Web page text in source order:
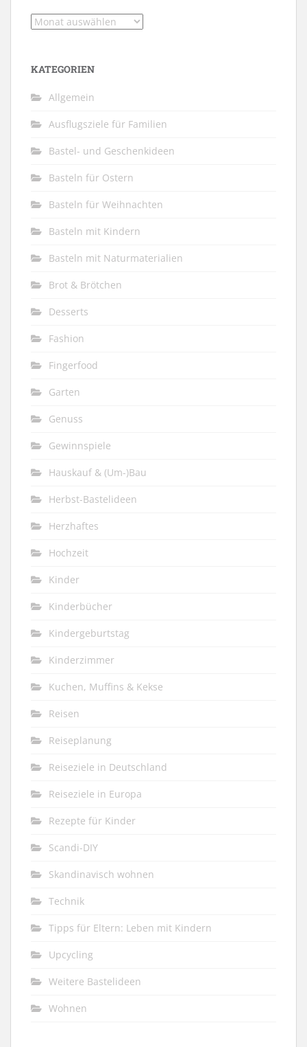
Archiv
KATEGORIEN
Allgemein
Ausflugsziele für Familien
Bastel- und Geschenkideen
Basteln für Ostern
Basteln für Weihnachten
Basteln mit Kindern
Basteln mit Naturmaterialien
Brot & Brötchen
Desserts
Fashion
Fingerfood
Garten
Genuss
Gewinnspiele
Hauskauf & (Um-)Bau
Herbst-Bastelideen
Herzhaftes
Hochzeit
Kinder
Kinderbücher
Kindergeburtstag
Kinderzimmer
Kuchen, Muffins & Kekse
Reisen
Reiseplanung
Reiseziele in Deutschland
Reiseziele in Europa
Rezepte für Kinder
Scandi-DIY
Skandinavisch wohnen
Technik
Tipps für Eltern: Leben mit Kindern
Upcycling
Weitere Bastelideen
Wohnen